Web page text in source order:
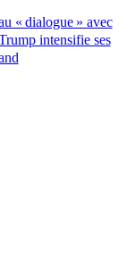
« dialogue » avec
intensifie ses